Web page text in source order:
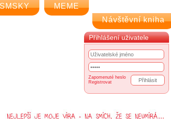
SMSKY
MEME
Návštěvní kniha
Přihlášení uživatele
Zapomenuté heslo
Registrovat